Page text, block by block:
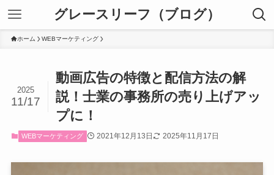
グレースリーフ（ブログ）
ホーム WEBマーケティング
動画広告の特徴と配信方法の解
説！士業の事務所の売り上げアッ
プに！
2025
11/17
WEBマーケティング 2021年12月13日 2025年11月17日